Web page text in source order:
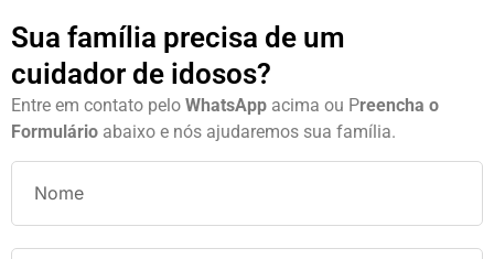
Sua família precisa de um
cuidador de idosos?
Entre em contato pelo WhatsApp acima ou Preencha o
Formulário abaixo e nós ajudaremos sua família.